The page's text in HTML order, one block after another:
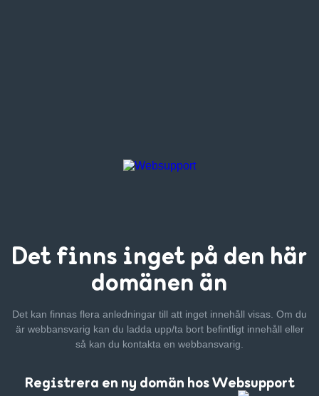
Det finns inget på den här
domänen än
Det kan finnas flera anledningar till att inget innehåll visas. Om du
är webbansvarig kan du ladda upp/ta bort befintligt innehåll eller
så kan du kontakta en webbansvarig.
Registrera en ny domän hos Websupport